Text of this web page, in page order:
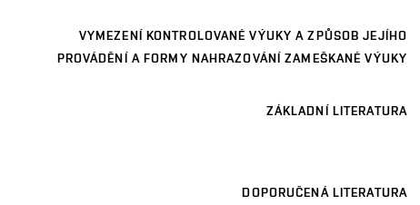
VYMEZENÍ KONTROLOVANÉ VÝUKY A ZPŮSOB JEJÍHO
PROVÁDĚNÍ A FORMY NAHRAZOVÁNÍ ZAMEŠKANÉ VÝUKY
ZÁKLADNÍ LITERATURA
DOPORUČENÁ LITERATURA